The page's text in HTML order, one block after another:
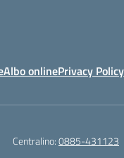
Albo onlinePrivacy Policy
Centralino:0885-431123